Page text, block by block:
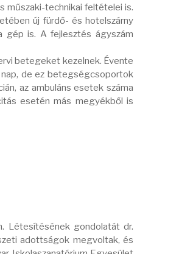
műszaki-technikai feltételei is.
új fürdő- és hotelszárny
gép is. A fejlesztés ágyszám
betegeket kezelnek. Évente
de ez betegségcsoportok
az ambuláns esetek száma
esetén más megyékből is
Létesítésének gondolatát dr.
adottságok megvoltak, és